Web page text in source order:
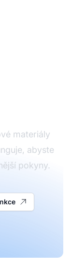
materiály
abyste
pokyny.